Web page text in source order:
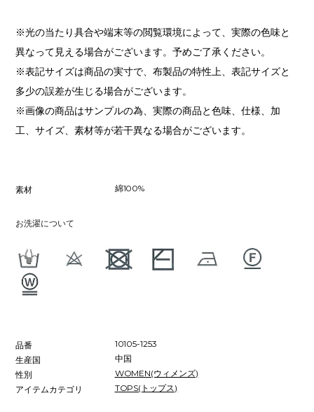
※光の当たり具合や端末等の閲覧環境によって、実際の色味と
異なって見える場合がございます。予めご了承ください。
※表記サイズは商品の実寸で、布製品の特性上、表記サイズと
多少の誤差が生じる場合がございます。
※画像の商品はサンプルの為、実際の商品と色味、仕様、加
工、サイズ、素材等が若干異なる場合がございます。
素材 綿100%
お洗濯について
品番
10105-1253
生産国
中国
性別
WOMEN(ウィメンズ)
アイテムカテゴリ
TOPS(トップス)